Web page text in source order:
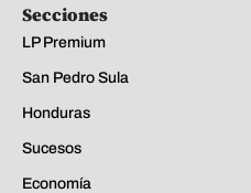
Secciones
LP Premium
San Pedro Sula
Honduras
Sucesos
Economía